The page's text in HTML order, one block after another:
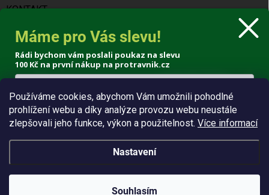
Používáme cookies, abychom Vám umožnili pohodlné
prohlížení webu a díky analýze provozu webu neustále
zlepšovali jeho funkce, výkon a použitelnost. Více informací
Nastavení
Souhlasím
KONTAKT
info@protravnik.cz
+420 724 308 341
ProTrávník. Všechna práva vyhrazena.
Máme pro Vás slevu!
Rádi bychom vám poslali poukaz na slevu
100 Kč na první nákup na protravnik.cz
Poslat voucher